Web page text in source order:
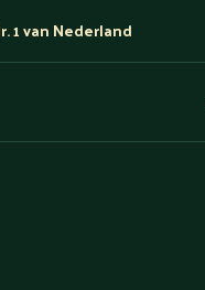
1 van Nederland